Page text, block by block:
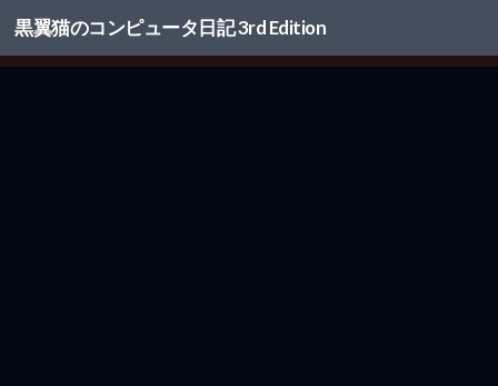
コンテンツへスキップ
黒翼猫のコンピュータ日記 3rd Edition